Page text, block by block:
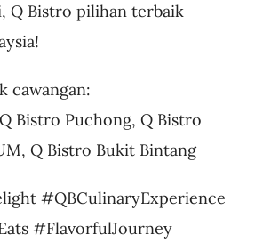
Q Bistro pilihan terbaik
cawangan:
Bistro Puchong, Q Bistro
Q Bistro Bukit Bintang
#QBCulinaryExperience
#FlavorfulJourney